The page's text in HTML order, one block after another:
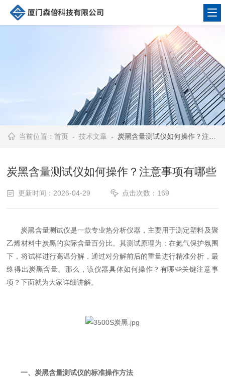
当前位置：首页 -技术文章 - 炭黑含量测试仪如何操作？注意事项有哪些
炭黑含量测试仪如何操作？注意事项有哪些
更新时间：2026-04-29 点击次数：169
炭黑含量测试仪是一款专业热分析仪器，主要用于测定塑料及聚
乙烯材料中炭黑的实际含量百分比。其测试原理为：在氮气保护氛围
下，将试样进行高温分解，通过对分解前后的重量进行精准分析，最
终得出炭黑含量。那么，该仪器具体如何操作？有哪些关键注意事
项？下面就为大家详细讲解。
一、炭黑含量测试仪的标准操作方法